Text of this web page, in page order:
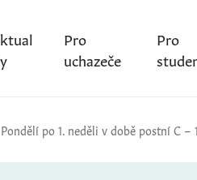
Pro
uchazeče
Pro
Pondělí po 1. neděli v době postní C –